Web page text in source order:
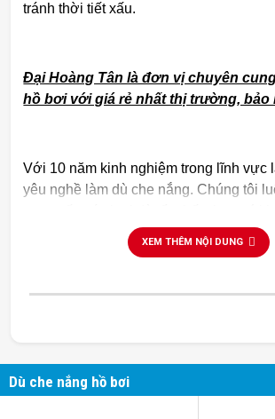
tránh thời tiết xấu.
Đại Hoàng Tân là đơn vị chuyên
hồ bơi với giá rẻ nhất thị trường, bảo
Với 10 năm kinh nghiệm trong lĩnh vực
yêu nghề làm dù che nắng. Chúng tôi
mong muốn mang đến khách hàng
tốt nhất trên thị trường, với giá ưu đãi
XEM THÊM NỘI DUNG
Dù che nắng hồ bơi